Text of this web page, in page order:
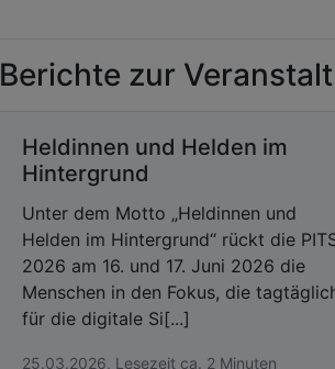
Berichte zur
Heldinnen und Helden im
Hintergrund
Unter dem Motto „Heldinnen und
Helden im Hintergrund“ rückt die
2026 am 16. und 17. Juni 2026 die
Menschen in den Fokus, die
für die digitale Si[...]
25.03.2026, Lesezeit ca. 2 Minuten